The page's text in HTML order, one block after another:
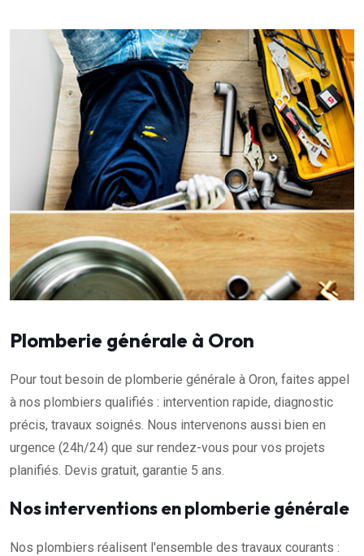
Plomberie générale à Oron
Pour tout besoin de plomberie générale à Oron, faites appel
à nos plombiers qualifiés : intervention rapide, diagnostic
précis, travaux soignés. Nous intervenons aussi bien en
urgence (24h/24) que sur rendez-vous pour vos projets
planifiés. Devis gratuit, garantie 5 ans.
Nos interventions en plomberie générale
Nos plombiers réalisent l'ensemble des travaux courants :